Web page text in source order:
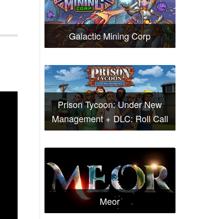
Galactic Mining Corp
Prison Tycoon: Under New
Management + DLC: Roll Call
Meor